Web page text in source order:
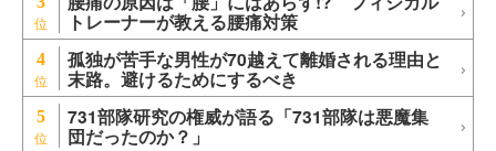
トレーナーが教える腰痛対策
4 孤独が苦手な男性が70越えて離婚される理由と
末路。避けるためにするべき
5 731部隊研究の権威が語る「731部隊は悪魔集
団だったのか？」